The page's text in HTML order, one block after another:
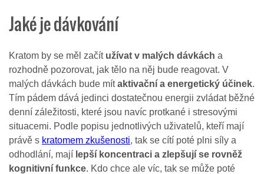
Jaké je dávkování
Kratom by se měl začít užívat v malých dávkách a
rozhodně pozorovat, jak tělo na něj bude reagovat. V
malých dávkách bude mítaktivační a energetický účinek.
Tím pádem dává jedinci dostatečnou energii zvládat běžné
denní záležitosti, které jsou navíc protkané i stresovými
situacemi. Podle popisu jednotlivých uživatelů, kteří mají
právě s kratomem zkušenosti, tak se cítí poté plni síly a
odhodlání, mají lepší koncentraci a zlepšují se rovněž
kognitivní funkce. Kdo chce ale víc, tak se může poté